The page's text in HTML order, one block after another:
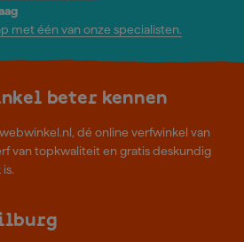
met één van onze specialisten.
beter kennen
dé online verfwinkel van
van topkwaliteit en gratis deskundig